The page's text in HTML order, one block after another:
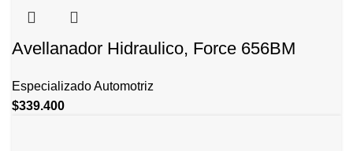
Avellanador Hidraulico, Force 656BM
Especializado Automotriz
$339.400